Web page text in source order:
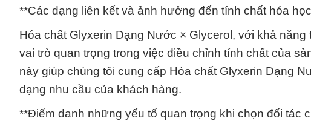
**Các dạng liên kết và ảnh hưởng đến tính chất hóa
Hóa chất Glyxerin Dạng Nước × Glycerol, với khả
vai trò quan trọng trong việc điều chỉnh tính chất của
này giúp chúng tôi cung cấp Hóa chất Glyxerin Dạng
dạng nhu cầu của khách hàng.
**Điểm danh những yếu tố quan trọng khi chọn đối tác